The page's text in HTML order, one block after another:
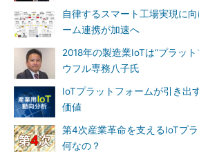
自律するスマート工場実現に
ーム連携が加速へ
2018年の製造業IoTは“プラッ
ウフル専務八子氏
IoTプラットフォームが引き出
価値
第4次産業革命を支えるIoTプ
何なの？